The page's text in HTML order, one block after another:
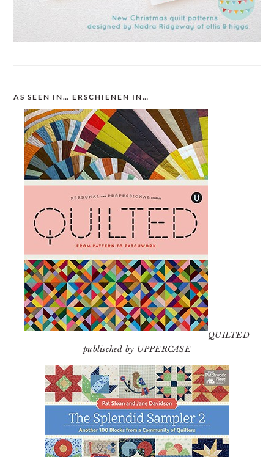
AS SEEN IN… ERSCHIENEN IN…
QUILTED
publisched by UPPERCASE